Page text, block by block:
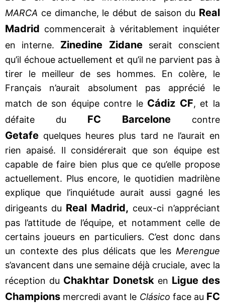
MARCA ce dimanche, le début de saison du Real
Madrid commencerait à véritablement inquiéter
en interne. Zinedine Zidaneserait conscient
qu’il échoue actuellement et qu’il ne parvient pas à
tirer le meilleur de ses hommes. En colère, le
Français n’aurait absolument pas apprécié le
match de son équipe contre le Cádiz CF, et la
défaite du FC Barcelone contre
Getafe quelques heures plus tard ne l’aurait en
rien apaisé. Il considérerait que son équipe est
capable de faire bien plus que ce qu’elle propose
actuellement. Plus encore, le quotidien madrilène
explique que l’inquiétude aurait aussi gagné les
dirigeants du Real Madrid, ceux-ci n’appréciant
pas l’attitude de l’équipe, et notamment celle de
certains joueurs en particuliers. C’est donc dans
un contexte des plus délicats que les Merengue
s’avancent dans une semaine déjà cruciale, avec la
réception du Chakhtar Donetsk en Ligue des
Champions mercredi avant le Clásico face au FC